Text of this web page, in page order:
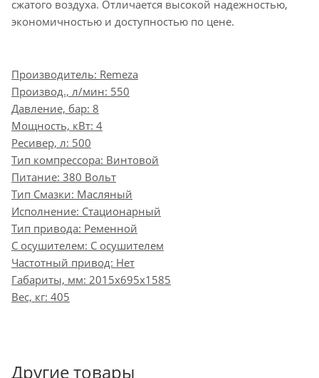
сжатого воздуха. Отличается высокой надежностью,
экономичностью и доступностью по цене.
Производитель: Remeza
Производ., л/мин: 550
Давление, бар: 8
Мощность, кВт: 4
Ресивер, л: 500
Тип компрессора: Винтовой
Питание: 380 Вольт
Тип Смазки: Масляный
Исполнение: Стационарный
Тип привода: Ременной
С осушителем: С осушителем
Частотный привод: Нет
Габариты, мм: 2015x695x1585
Вес, кг: 405
Другие товары